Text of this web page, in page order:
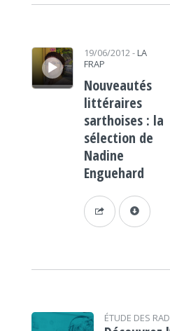
Lecteur audio 19/06/2012- LA
FRAP
Nouveautés
littéraires
sarthoises : la
sélection de
Nadine
Enguehard
ÉTUDE DES